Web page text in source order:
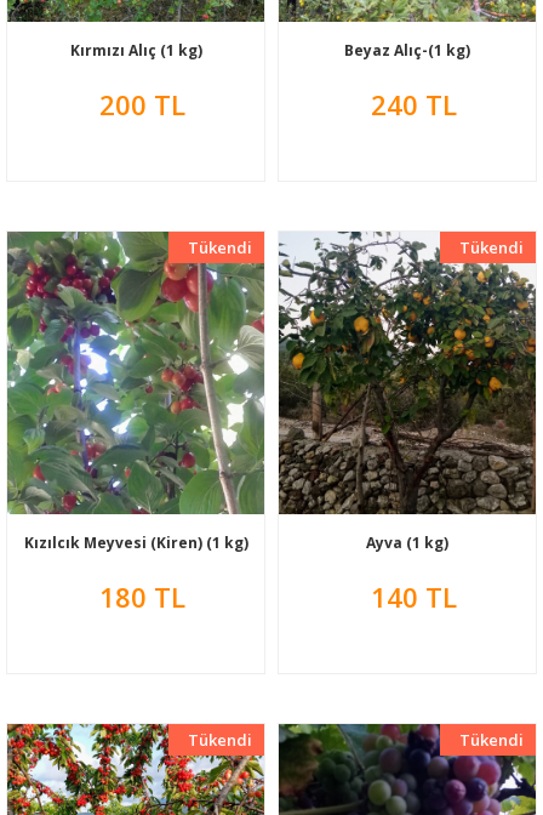
Kırmızı Alıç (1 kg)
200 TL
Beyaz Alıç-(1 kg)
240 TL
Yeni
Tükendi
Kızılcık Meyvesi (Kiren) (1 kg)
180 TL
Tükendi
Ayva (1 kg)
140 TL
Yeni
Tükendi Yeni
Tükendi